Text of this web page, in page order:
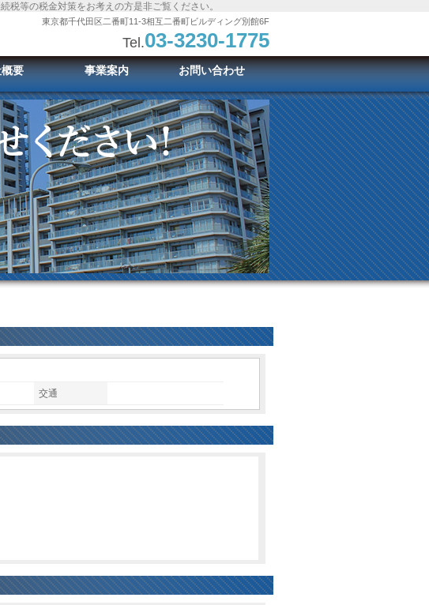
税等の税金対策をお考えの方是非ご覧ください。
東京都千代田区二番町11-3相互二番町ビルディング別館6F
Tel.03-3230-1775
要 事業案内 お問い合わせ
交通